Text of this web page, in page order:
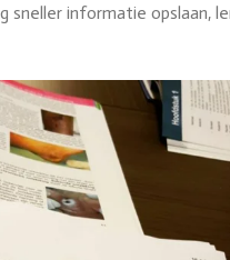
sneller informatie opslaan,